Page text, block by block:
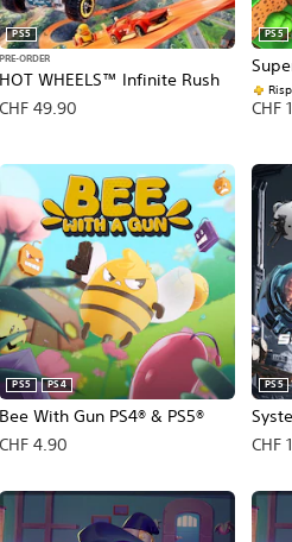
HOT WHEELS™ Infinite Rush
PS5
PRE-ORDER
CHF 49.90
PS5
CHF
Bee With Gun PS4® & PS5®
PS5 PS4
CHF 4.90
PS5
CHF